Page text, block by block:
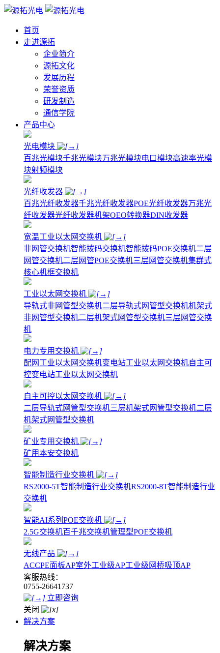
首页
走进源拓
企业简介
源拓文化
发展历程
荣誉资质
研发制造
通信学院
产品中心
光电模块
百兆光模块千兆光模块万兆光模块电口模块高速率光模
块射频模块
光纤收发器
百兆光纤收发器千兆光纤收发器POE光纤收发器万兆光
纤收发器光纤收发器机架OEO转换器DIN收发器
宽温工业以太网交换机
非网管交换机智能拨码交换机智能拨码POE交换机二层
网管交换机二层网管POE交换机三层网管交换机集群式
核心机框交换机
工业以太网交换机
导轨式非网管型交换机二层导轨式网管型交换机机架式
非网管型交换机二层机架式网管型交换机三层网管交换
机
电力专用交换机
配网工业以太网交换机变电站工业以太网交换机自主可
控变电站工业以太网交换机
自主可控以太网交换机
二层导轨式网管型交换机三层机架式网管型交换机二层
机架式网管型交换机
矿业专用交换机
矿用本安交换机
智能制造行业交换机
RS2000-5T智能制造行业交换机RS2000-8T智能制造行业
交换机
智能AI系列POE交换机
2.5G交换机百千兆交换机管理型POE交换机
无线产品
ACCPE面板AP室外工业级AP工业级网桥吸顶AP
客服热线：
0755-26641737
立即咨询
关闭
解决方案
解决方案